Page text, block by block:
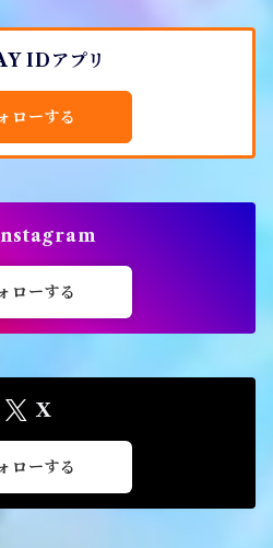
IDアプリ
ローする
ローする
X
ローする